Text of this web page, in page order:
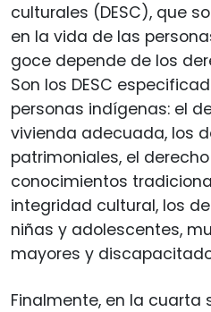
culturales (DESC), que
en la vida de las
goce depende de los
Son los DESC
personas indígenas: el
vivienda adecuada, los
patrimoniales, el
conocimientos
integridad cultural, los
niñas y adolescentes,
mayores y
Finalmente, en la cuarta